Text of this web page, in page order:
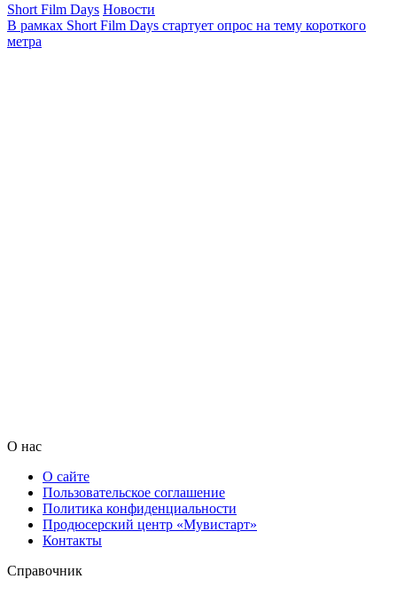
Short Film Days Новости
В рамках Short Film Days стартует опрос на тему короткого
метра
О нас
О сайте
Пользовательское соглашение
Политика конфиденциальности
Продюсерский центр «Мувистарт»
Контакты
Справочник